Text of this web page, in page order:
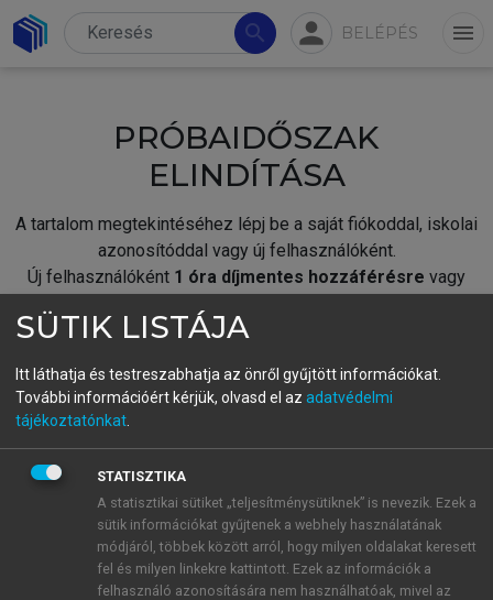
search person BELÉPÉS menu
PRÓBAIDŐSZAK
ELINDÍTÁSA
A tartalom megtekintéséhez lépj be a saját fiókoddal, iskolai
azonosítóddal vagy új felhasználóként.
Új felhasználóként 1 óra díjmentes hozzáférésre vagy
fiókoddal,vagy hozz létre új fiókot.
A regisztráció után apróbaidőszakautomatikusan
BELÉPÉS SAJÁT FIÓKKAL
ÚJ FIÓK LÉTREHOZÁSA
1 óra díjmentes hozzáférés
SÜTIK LISTÁJA
Itt láthatja és testreszabhatja az önről gyűjtött információkat.
További információért kérjük, olvasd el az adatvédelmi
tájékoztatónkat
STATISZTIKA
A statisztikai sütiket „teljesítménysütiknek” is nevezik. Ezek a
sütik információkat gyűjtenek a webhely használatának
módjáról, többek között arról, hogy milyen oldalakat keresett
fel és milyen linkekre kattintott. Ezek az információk a
felhasználó azonosítására nem használhatóak, mivel az